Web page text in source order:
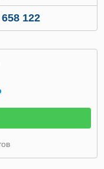
122